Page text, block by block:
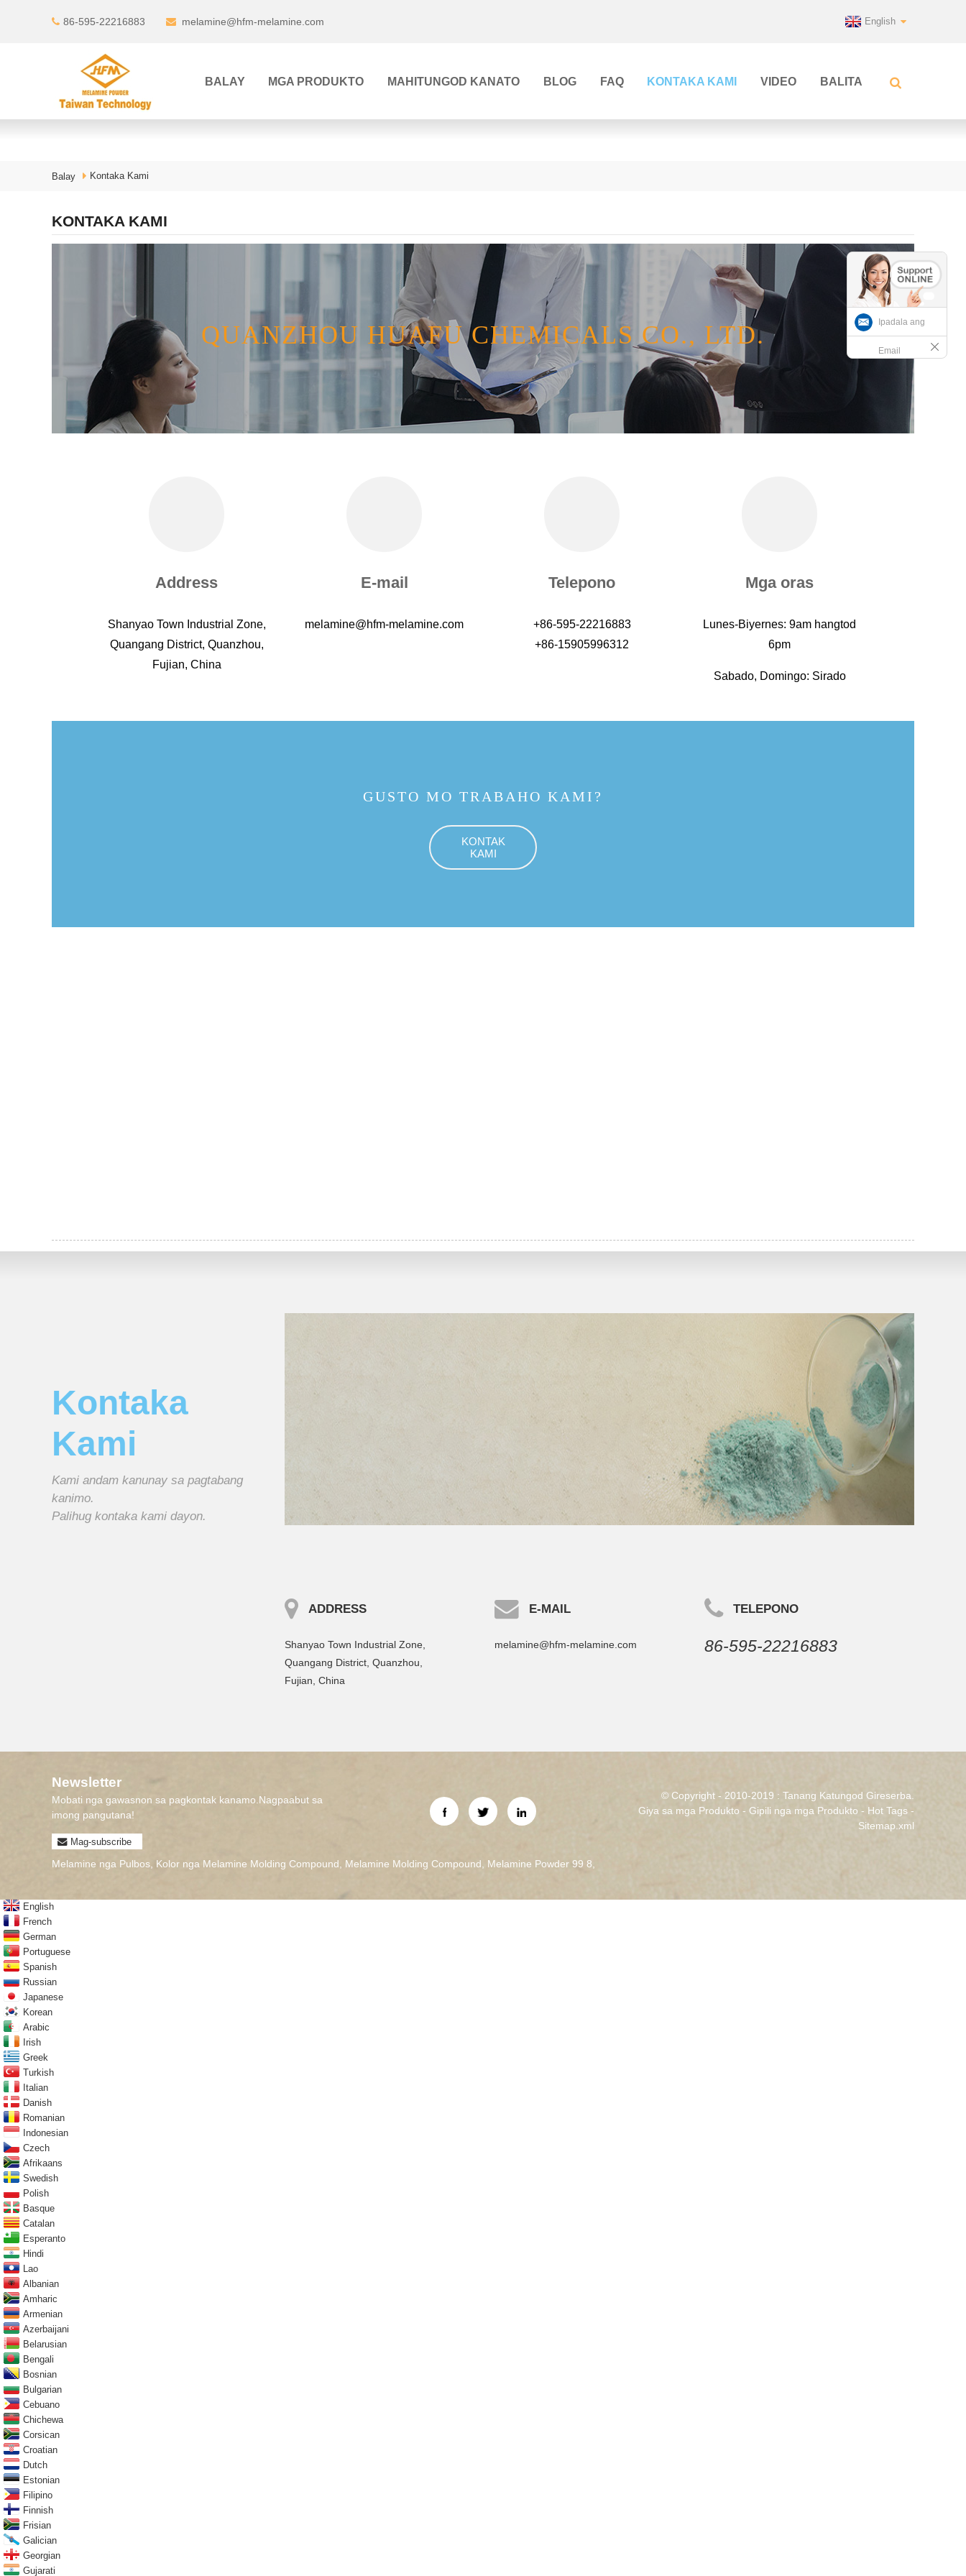
86-595-22216883 melamine@hfm-melamine.com English
BALAY MGA PRODUKTO MAHITUNGOD KANATO BLOG FAQ KONTAKA KAMI VIDEO BALITA
Balay Kontaka Kami
KONTAKA KAMI
QUANZHOU HUAFU CHEMICALS CO., LTD.
Address
Shanyao Town Industrial Zone,
Quangang District, Quanzhou,
Fujian, China
E-mail
melamine@hfm-melamine.com
Telepono
+86-595-22216883
+86-15905996312
Mga oras
Lunes-Biyernes: 9am hangtod
6pm
Sabado, Domingo: Sirado
GUSTO MO TRABAHO KAMI?
KONTAK
KAMI
Kontaka
Kami
Kami andam kanunay sa pagtabang
kanimo.
Palihug kontaka kami dayon.
ADDRESS
Shanyao Town Industrial Zone,
Quangang District, Quanzhou,
Fujian, China
E-MAIL
melamine@hfm-melamine.com
TELEPONO
86-595-22216883
Newsletter
Mobati nga gawasnon sa pagkontak kanamo.Nagpaabut sa
imong pangutana!
Mag-subscribe
© Copyright - 2010-2019 : Tanang Katungod Gireserba.
Giya sa mga Produkto - Gipili nga mga Produkto - Hot Tags -
Sitemap.xml
Melamine nga Pulbos, Kolor nga Melamine Molding Compound, Melamine Molding Compound, Melamine Powder 99 8,
Ipadala ang
Email
English
French
German
Portuguese
Spanish
Russian
Japanese
Korean
Arabic
Irish
Greek
Turkish
Italian
Danish
Romanian
Indonesian
Czech
Afrikaans
Swedish
Polish
Basque
Catalan
Esperanto
Hindi
Lao
Albanian
Amharic
Armenian
Azerbaijani
Belarusian
Bengali
Bosnian
Bulgarian
Cebuano
Chichewa
Corsican
Croatian
Dutch
Estonian
Filipino
Finnish
Frisian
Galician
Georgian
Gujarati